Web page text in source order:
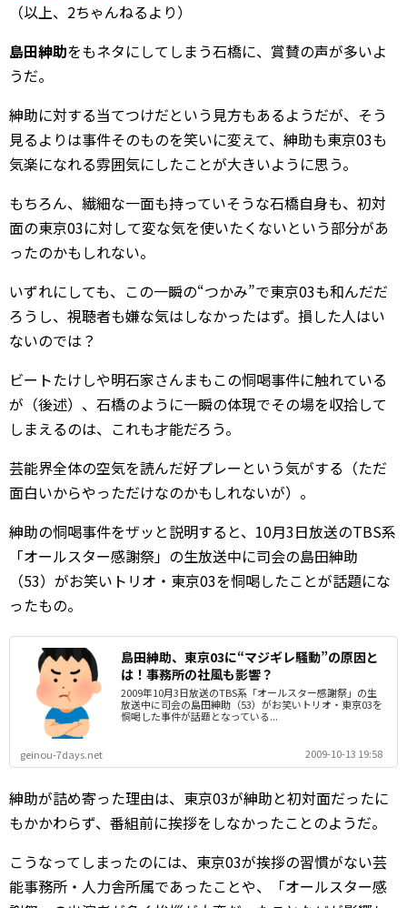
（以上、2ちゃんねるより）
島田紳助をもネタにしてしまう石橋に、賞賛の声が多いよ
うだ。
紳助に対する当てつけだという見方もあるようだが、そう
見るよりは事件そのものを笑いに変えて、紳助も東京03も
気楽になれる雰囲気にしたことが大きいように思う。
もちろん、繊細な一面も持っていそうな石橋自身も、初対
面の東京03に対して変な気を使いたくないという部分があ
ったのかもしれない。
いずれにしても、この一瞬の“つかみ”で東京03も和んだだ
ろうし、視聴者も嫌な気はしなかったはず。損した人はい
ないのでは？
ビートたけしや明石家さんまもこの恫喝事件に触れている
が（後述）、石橋のように一瞬の体現でその場を収拾して
しまえるのは、これも才能だろう。
芸能界全体の空気を読んだ好プレーという気がする（ただ
面白いからやっただけなのかもしれないが）。
紳助の恫喝事件をザッと説明すると、10月3日放送のTBS系
「オールスター感謝祭」の生放送中に司会の島田紳助
（53）がお笑いトリオ・東京03を恫喝したことが話題にな
ったもの。
島田紳助、東京03に“マジギレ騒動”の原因と
は！事務所の社風も影響？
2009年10月3日放送のTBS系「オールスター感謝祭」の生
放送中に司会の島田紳助（53）がお笑いトリオ・東京03を
恫喝した事件が話題となっている...
geinou-7days.net 2009-10-13 19:58
紳助が詰め寄った理由は、東京03が紳助と初対面だったに
もかかわらず、番組前に挨拶をしなかったことのようだ。
こうなってしまったのには、東京03が挨拶の習慣がない芸
能事務所・人力舎所属であったことや、「オールスター感